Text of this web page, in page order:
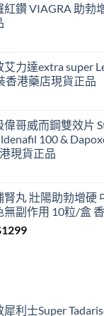
紅鑽 VIAGRA 助勃
艾力達extra super
香港藥店現貨正品
偉哥威而鋼雙效片
100 &
現貨正品
腎丸 壯陽助勃增硬
無副作用 10粒/盒
1299Price
利士Super